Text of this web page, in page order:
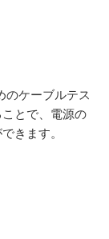
のケーブルテス
とで、電源の
きます。